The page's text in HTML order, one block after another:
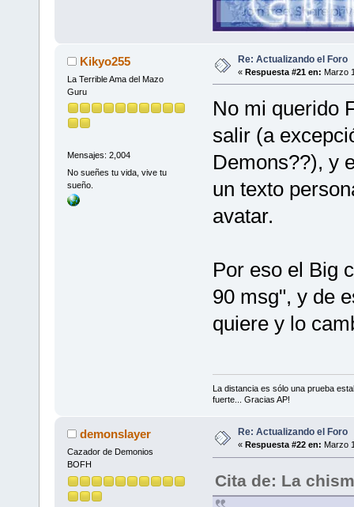
Kikyo255
La Terrible Ama del Mazo
Guru
Mensajes: 2,004
No sueñes tu vida, vive tu
sueño.
Re: Actualizando el Foro
« Respuesta #21 en: Marzo
No mi querido
salir (a
Demons??), y
un texto
avatar.
Por eso el Big
90 msg", y de
quiere y lo
La distancia es sólo una prueba
fuerte... Gracias AP!
demonslayer
Cazador de Demonios
BOFH
Re: Actualizando el Foro
« Respuesta #22 en: Marzo
Cita de: La